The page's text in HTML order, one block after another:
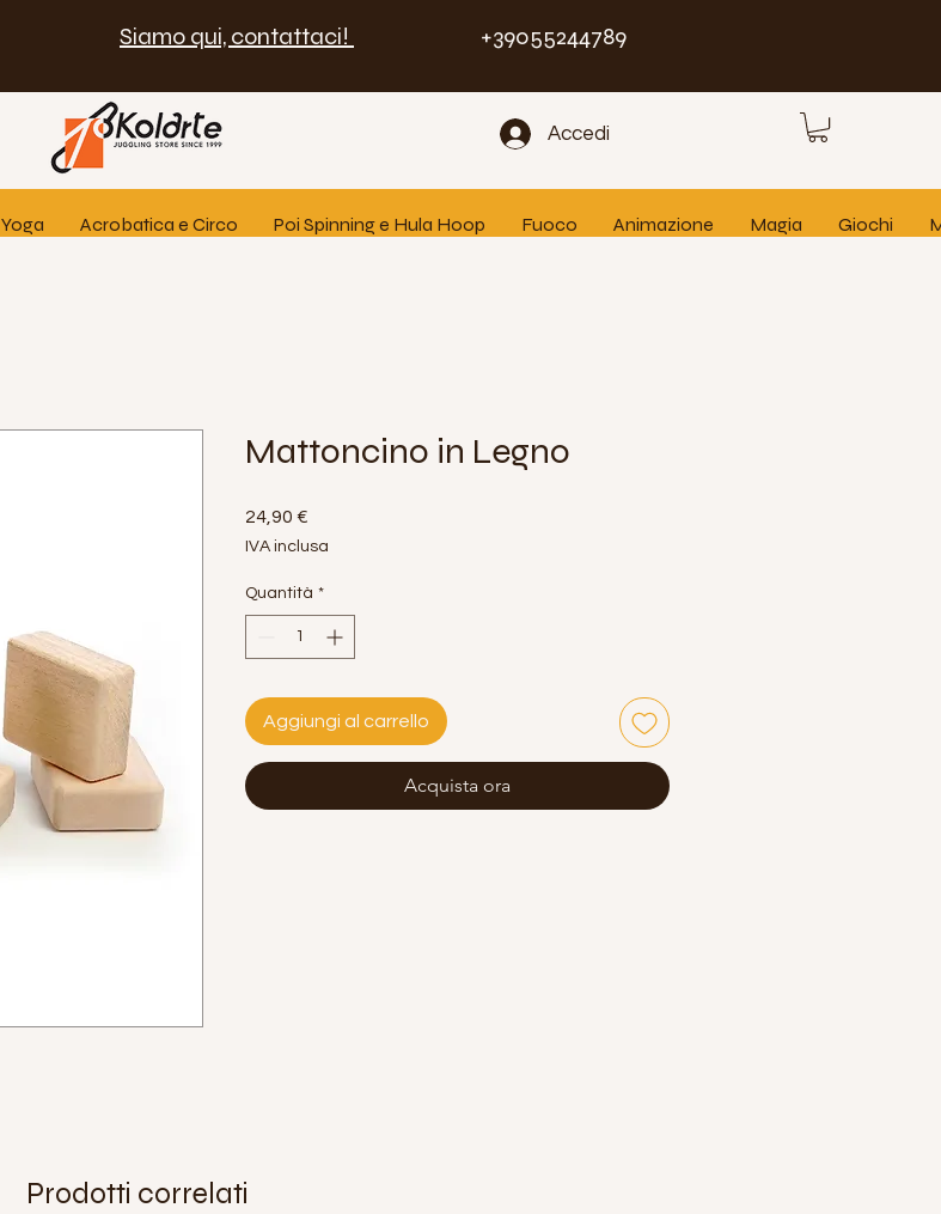
Siamo qui, contattaci! +39055244789
Accedi
Yoga Acrobatica e Circo Poi Spinning e Hula Hoop Fuoco Animazione Magia Giochi
Mattoncino in Legno
24,90 €
IVA inclusa
Quantità *
Aggiungi al carrello
Acquista ora
Prodotti correlati